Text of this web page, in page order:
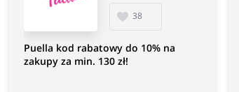
38
Puella kod rabatowy do 10% na
zakupy za min. 130 zł!